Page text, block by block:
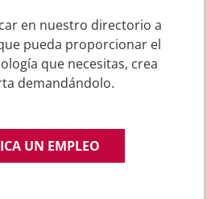
en nuestro directorio a
pueda proporcionar el
que necesitas, crea
demandándolo.
UN EMPLEO